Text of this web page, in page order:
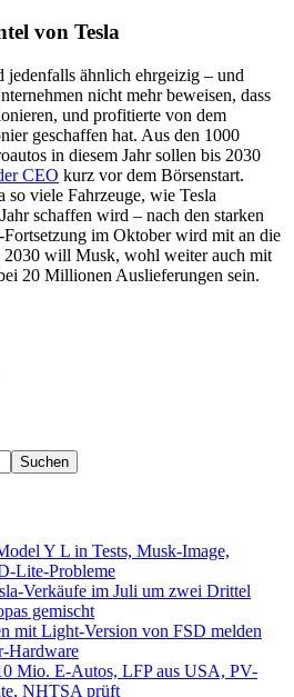
von Tesla
jedenfalls ähnlich ehrgeizig – und
nicht mehr beweisen, dass
und profitierte von dem
geschaffen hat. Aus den 1000
in diesem Jahr sollen bis 2030
CEO kurz vor dem Börsenstart.
viele Fahrzeuge, wie Tesla
schaffen wird – nach den starken
im Oktober wird mit an die
2030 will Musk, wohl weiter auch mit
20 Millionen Auslieferungen sein.
Y L in Tests, Musk-Image,
Lite-Probleme
Verkäufe im Juli um zwei Drittel
gemischt
mit Light-Version von FSD melden
Hardware
Mio. E-Autos, LFP aus USA, PV-
NHTSA prüft